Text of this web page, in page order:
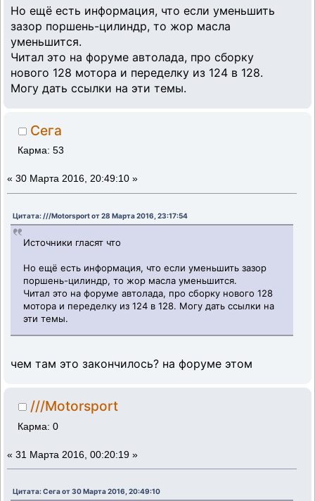
Но ещё есть информация, что если уменьшить
зазор поршень-цилиндр, то жор масла
уменьшится.
Читал это на форуме автолада, про сборку
нового 128 мотора и переделку из 124 в 128.
Могу дать ссылки на эти темы.
Сега
Карма: 53
« 30 Марта 2016, 20:49:10 »
Цитата: ///Motorsport от 28 Марта 2016, 23:17:54
Источники гласят что
Но ещё есть информация, что если уменьшить зазор
поршень-цилиндр, то жор масла уменьшится.
Читал это на форуме автолада, про сборку нового 128
мотора и переделку из 124 в 128. Могу дать ссылки на
эти темы.
чем там это закончилось? на форуме этом
///Motorsport
Карма: 0
« 31 Марта 2016, 00:20:19 »
Цитата: Сега от 30 Марта 2016, 20:49:10